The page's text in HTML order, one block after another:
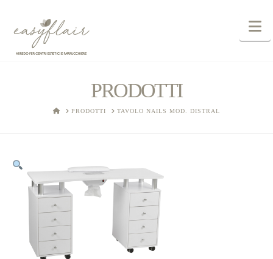
PRODOTTI
HOMEPRODOTTI TAVOLO NAILS MOD. DISTRAL